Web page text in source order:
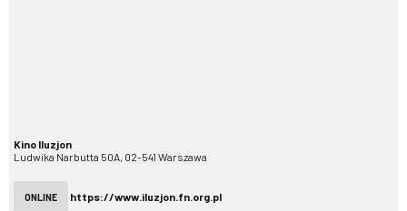
Kino Iluzjon
Ludwika Narbutta 50A, 02-541 Warszawa
ONLINE https://www.iluzjon.fn.org.pl